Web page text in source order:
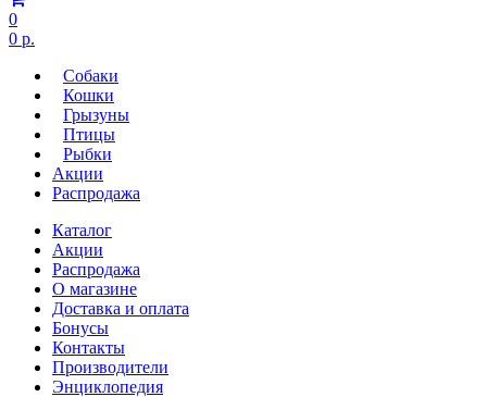
0
0 р.
Собаки
Кошки
Грызуны
Птицы
Рыбки
Акции
Распродажа
Каталог
Акции
Распродажа
О магазине
Доставка и оплата
Бонусы
Контакты
Производители
Энциклопедия